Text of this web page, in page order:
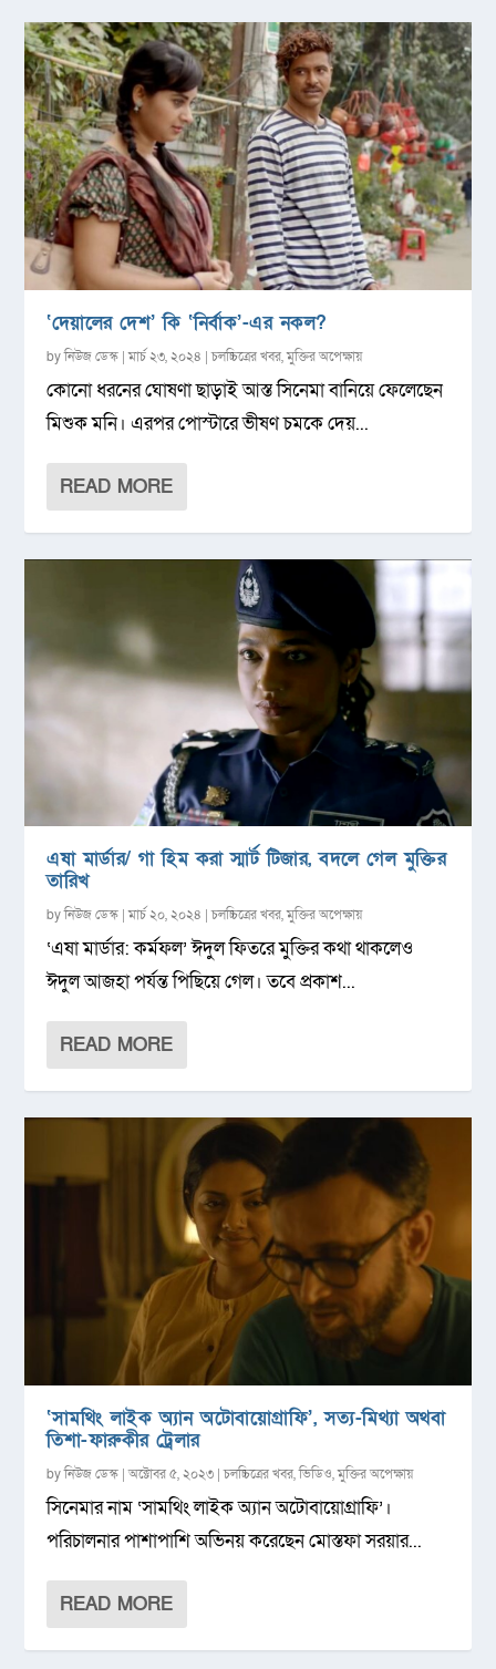
‘দেয়ালের দেশ’ কি ‘নির্বাক’-এর নকল?
byনিউজ ডেস্ক |মার্চ ২৩, ২০২৪ |চলচ্চিত্রের খবর,মুক্তির অপেক্ষায়
কোনো ধরনের ঘোষণা ছাড়াই আস্ত সিনেমা বানিয়ে ফেলেছেন
মিশুক মনি। এরপর পোস্টারে ভীষণ চমকে দেয়...
READ MORE
এষা মার্ডার/ গা হিম করা স্মার্ট টিজার, বদলে গেল মুক্তির
তারিখ
byনিউজ ডেস্ক |মার্চ ২০, ২০২৪ |চলচ্চিত্রের খবর,মুক্তির অপেক্ষায়
‘এষা মার্ডার: কর্মফল’ ঈদুল ফিতরে মুক্তির কথা থাকলেও
ঈদুল আজহা পর্যন্ত পিছিয়ে গেল। তবে প্রকাশ...
READ MORE
‘সামথিং লাইক অ্যান অটোবায়োগ্রাফি’, সত্য-মিথ্যা অথবা
তিশা-ফারুকীর ট্রেলার
byনিউজ ডেস্ক |অক্টোবর ৫, ২০২৩ |চলচ্চিত্রের খবর,ভিডিও,মুক্তির অপেক্ষায়
সিনেমার নাম ‘সামথিং লাইক অ্যান অটোবায়োগ্রাফি’।
পরিচালনার পাশাপাশি অভিনয় করেছেন মোস্তফা সরয়ার...
READ MORE